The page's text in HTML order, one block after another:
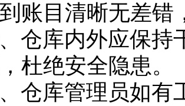
账目清晰无差错
仓库内外应保持
杜绝安全隐患。
仓库管理员如有